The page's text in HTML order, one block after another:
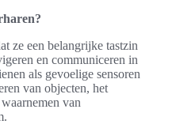
ze een belangrijke tastzin
en communiceren in
als gevoelige sensoren
van objecten, het
van